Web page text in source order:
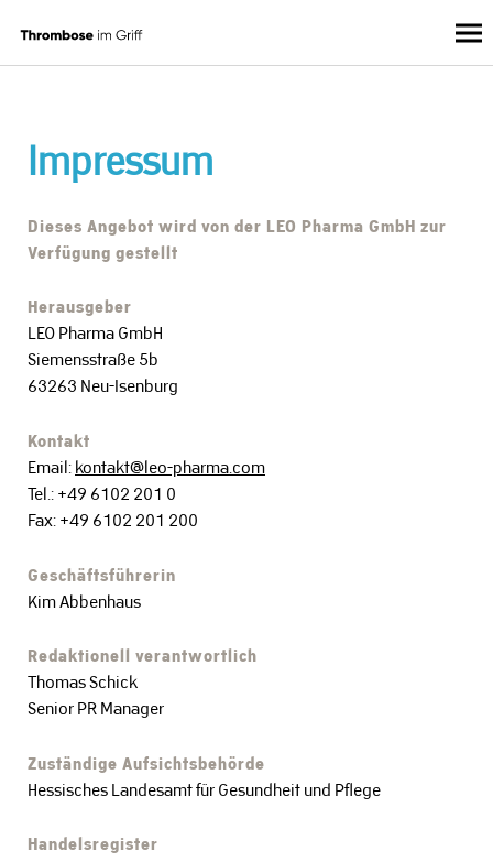
Inhalt
Impressum
Dieses Angebot wird von der LEO Pharma GmbH zur
Verfügung gestellt
Herausgeber
LEO Pharma GmbH
Siemensstraße 5b
63263 Neu-Isenburg
Kontakt
Email: kontakt@leo-pharma.com
Tel.: +49 6102 201 0
Fax: +49 6102 201 200
Geschäftsführerin
Kim Abbenhaus
Redaktionell verantwortlich
Thomas Schick
Senior PR Manager
Zuständige Aufsichtsbehörde
Hessisches Landesamt für Gesundheit und Pflege
Handelsregister